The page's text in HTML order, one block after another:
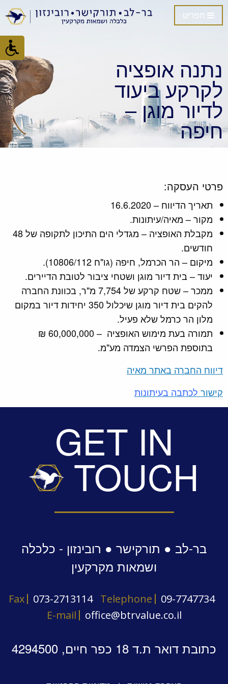
נתנה אופציה
לקרקע ביעוד
לדיור מוגן –
חיפה
פרטי העסקה:
תאריך הדיווח – 16.6.2020
מקור – מאיה/עיתונות.
מקבלת האופציה – מגדלי הים התיכון לתקופה של 48
חודשים.
מיקום – הר הכרמל, חיפה (גו"ח 10806/112).
יעוד – בית דיור מוגן ושטחי ציבור לטובת הדיירים.
ממכר – שטח קרקע של 7,754 מ"ר, בכוונת החברה
להקים בית דיור מוגן שיכלול 350 יחידות דיור במקום
מלון הר כרמל שלא פעיל.
תמורה בעת מימוש האופציה – 60,000,000 ₪
בתוספת הפרשי הצמדה מע"מ.
דיווח החברה באתר מאיה
קישור לכתבה בעיתונות
GET IN
TOUCH
בר-לב ● תורקישר ● רובינזון - כלכלה
ושמאות מקרקעין
Fax 073-2713114 Telephone
09-7747734
E-mail
office@btrvalue.co.il
כתובת דואר ת.ד 18 כפר חיים, 4294500